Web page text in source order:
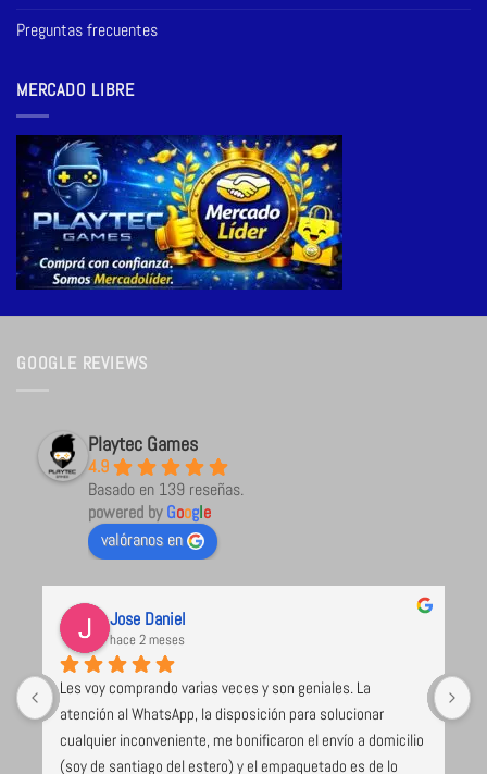
Preguntas frecuentes
MERCADO LIBRE
GOOGLE REVIEWS
Playtec Games
4.9
Basado en 139 reseñas.
powered byGoogle
valóranos en
Jose Daniel
hace 2 meses
Les voy comprando varias veces y son geniales. La
atención al WhatsApp, la disposición para solucionar
cualquier inconveniente, me bonificaron el envío a domicilio
(soy de santiago del estero) y el empaquetado es de lo